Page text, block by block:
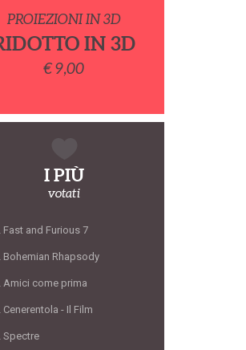
PROIEZIONI IN 3D
IN 3D
€ 9,00
I PIÙ
votati
Fast and Furious 7
Bohemian Rhapsody
Amici come prima
Cenerentola - Il Film
Spectre